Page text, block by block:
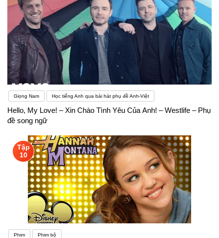
Giọng Nam Học tiếng Anh qua bài hát phụ đề Anh-Việt
Hello, My Love! – Xin Chào Tình Yêu Của Anh! – Westlife – Phụ
đề song ngữ
Tập
10
Phim Phim bộ